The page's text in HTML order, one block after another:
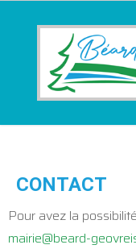
CONTACT
Pour avez la
mairie@beard-